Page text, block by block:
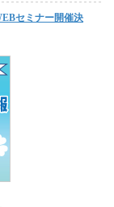
セミナー開催決